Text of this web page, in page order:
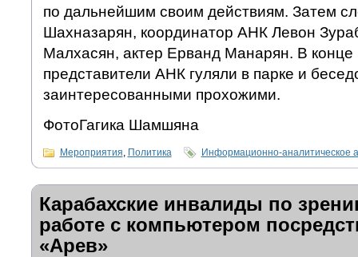
по дальнейшим своим действиям. Затем
Шахназарян, координатор АНК Левон
Малхасян, актер Ерванд Манарян. В конце
представители АНК гуляли в парке и
заинтересованными прохожими.
ФотоГагика Шамшяна
Мероприятия Политика Информационно-аналитическое
Карабахские инвалиды по
работе с компьютером
«Арев»